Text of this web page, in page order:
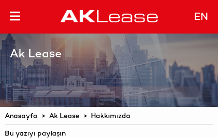
EN
Ak Lease
Anasayfa > Ak Lease > Hakkımızda
Bu yazıyı paylaşın